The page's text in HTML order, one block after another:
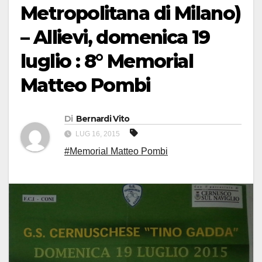
Metropolitana di Milano)
– Allievi, domenica 19
luglio : 8° Memorial
Matteo Pombi
Di Bernardi Vito
LUG 16, 2015
#Memorial Matteo Pombi